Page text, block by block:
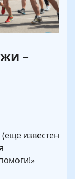
–
известен